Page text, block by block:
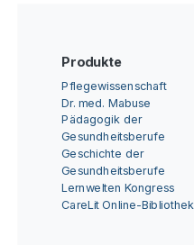
Produkte
Pflegewissenschaft
Dr. med. Mabuse
Pädagogik der
Gesundheitsberufe
Geschichte der
Gesundheitsberufe
Lernwelten Kongress
CareLit Online-Bibliothek